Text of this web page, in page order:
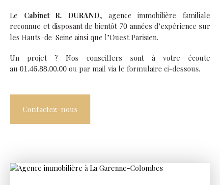
Le Cabinet R. DURAND, agence immobilière familiale
reconnue et disposant de bientôt 70 années d’expérience sur
les Hauts-de-Seine ainsi que l’Ouest Parisien.
Un projet ? Nos conseillers sont à votre écoute
au 01.46.88.00.00 ou par mail via le formulaire ci-dessous.
Contactez-nous